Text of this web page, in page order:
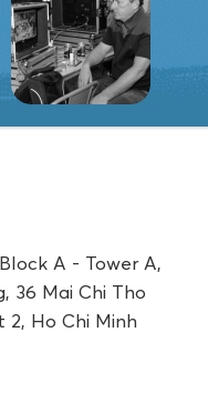
A - Tower A,
36 Mai Chi Tho
2, Ho Chi Minh